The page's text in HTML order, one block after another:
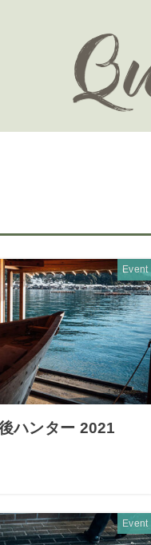
Event
ハンター 2021
Event